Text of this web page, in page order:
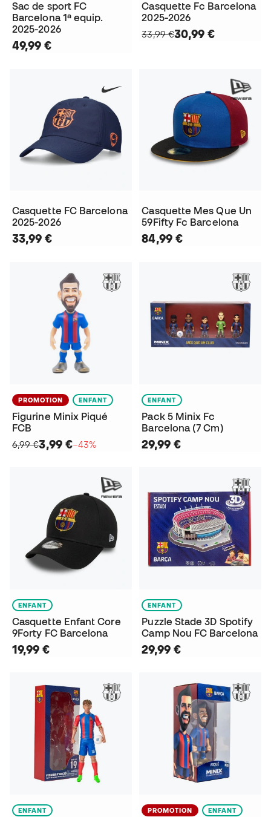
Sac de sport FC
Barcelona 1ª equip.
2025-2026
49,99 €
Casquette Fc Barcelona
2025-2026
33,99 €30,99 €
Casquette FC Barcelona
2025-2026
33,99 €
Casquette Mes Que Un
59Fifty Fc Barcelona
84,99 €
PROMOTION ENFANT
Figurine Minix Piqué
FCB
6,99 €3,99 €−43%
ENFANT
Pack 5 Minix Fc
Barcelona (7 Cm)
29,99 €
ENFANT
Casquette Enfant Core
9Forty FC Barcelona
19,99 €
ENFANT
Puzzle Stade 3D Spotify
Camp Nou FC Barcelona
29,99 €
ENFANT PROMOTION ENFANT